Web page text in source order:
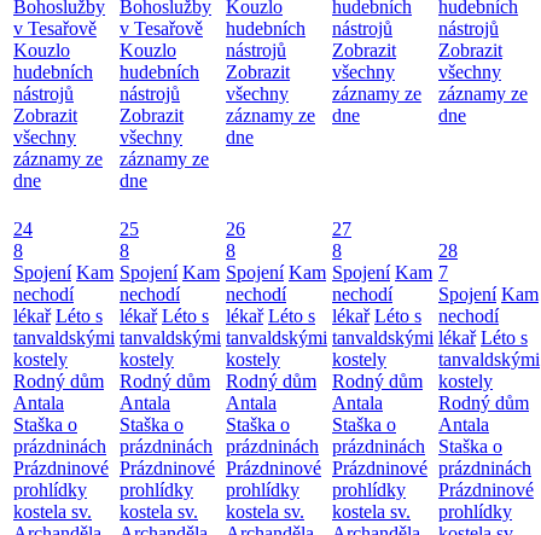
Bohoslužby
v Tesařově
Kouzlo
hudebních
nástrojů
Zobrazit
všechny
záznamy ze
dne
Bohoslužby
v Tesařově
Kouzlo
hudebních
nástrojů
Zobrazit
všechny
záznamy ze
dne
Kouzlo
hudebních
nástrojů
Zobrazit
všechny
záznamy ze
dne
hudebních
nástrojů
Zobrazit
všechny
záznamy ze
dne
hudebních
nástrojů
Zobrazit
všechny
záznamy ze
dne
24
8
Spojení Kam
nechodí
lékař Léto s
tanvaldskými
kostely
Rodný dům
Antala
Staška o
prázdninách
Prázdninové
prohlídky
kostela sv.
25
8
Spojení Kam
nechodí
lékař Léto s
tanvaldskými
kostely
Rodný dům
Antala
Staška o
prázdninách
Prázdninové
prohlídky
kostela sv.
26
8
Spojení Kam
nechodí
lékař Léto s
tanvaldskými
kostely
Rodný dům
Antala
Staška o
prázdninách
Prázdninové
prohlídky
kostela sv.
27
8
Spojení Kam
nechodí
lékař Léto s
tanvaldskými
kostely
Rodný dům
Antala
Staška o
prázdninách
Prázdninové
prohlídky
kostela sv.
28
7
Spojení Kam
nechodí
lékař Léto s
tanvaldskými
kostely
Rodný dům
Antala
Staška o
prázdninách
Prázdninové
prohlídky